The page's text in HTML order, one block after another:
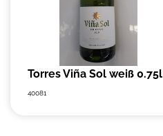
Torres Viña Sol weiß 0.75l
40081